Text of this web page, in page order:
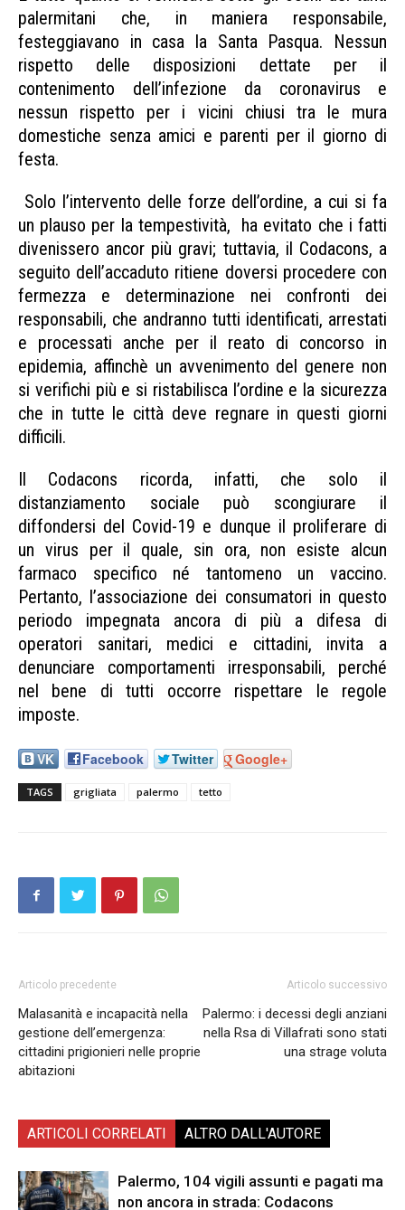
palermitani che, in maniera responsabile,
festeggiavano in casa la Santa Pasqua. Nessun
rispetto delle disposizioni dettate per il
contenimento dell’infezione da coronavirus e
nessun rispetto per i vicini chiusi tra le mura
domestiche senza amici e parenti per il giorno di
festa.
Solo l’intervento delle forze dell’ordine, a cui si fa
un plauso per la tempestività, ha evitato che i fatti
divenissero ancor più gravi; tuttavia, il Codacons, a
seguito dell’accaduto ritiene doversi procedere con
fermezza e determinazione nei confronti dei
responsabili, che andranno tutti identificati, arrestati
e processati anche per il reato di concorso in
epidemia, affinchè un avvenimento del genere non
si verifichi più e si ristabilisca l’ordine e la sicurezza
che in tutte le città deve regnare in questi giorni
difficili.
Il Codacons ricorda, infatti, che solo il
distanziamento sociale può scongiurare il
diffondersi del Covid-19 e dunque il proliferare di
un virus per il quale, sin ora, non esiste alcun
farmaco specifico né tantomeno un vaccino.
Pertanto, l’associazione dei consumatori in questo
periodo impegnata ancora di più a difesa di
operatori sanitari, medici e cittadini, invita a
denunciare comportamenti irresponsabili, perché
nel bene di tutti occorre rispettare le regole
imposte.
VK Facebook Twitter Google+
TAGS grigliata palermo tetto
Articolo precedente
Malasanità e incapacità nella
gestione dell’emergenza:
cittadini prigionieri nelle proprie
abitazioni
Articolo successivo
Palermo: i decessi degli anziani
nella Rsa di Villafrati sono stati
una strage voluta
ARTICOLI CORRELATI ALTRO DALL'AUTORE
Palermo, 104 vigili assunti e pagati ma
non ancora in strada: Codacons